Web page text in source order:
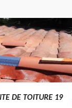
DE TOITURE 19